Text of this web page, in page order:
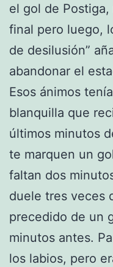
el gol de
final pero luego,
de desilusión”
abandonar el
Esos ánimos
blanquilla que
últimos minutos
te marquen un
faltan dos
duele tres veces
precedido de un
minutos antes.
los labios, pero